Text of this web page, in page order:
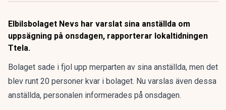
Elbilsbolaget Nevs har varslat sina anställda om
uppsägning på onsdagen, rapporterar lokaltidningen
Ttela.
Bolaget sade i fjol upp merparten av sina anställda, men det
blev runt 20 personer kvar i bolaget. Nu varslas även dessa
anställda, personalen informerades på onsdagen.